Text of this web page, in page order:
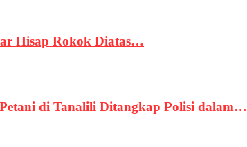
Hisap Rokok Diatas…
di Tanalili Ditangkap Polisi dalam…